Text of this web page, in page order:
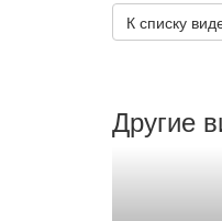
К списку
Другие